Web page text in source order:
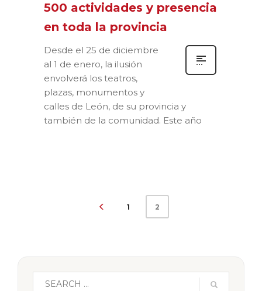
500 actividades y presencia
en toda la provincia
Desde el 25 de diciembre
al 1 de enero, la ilusión
envolverá los teatros,
plazas, monumentos y
calles de León, de su provincia y
también de la comunidad. Este año
1 2